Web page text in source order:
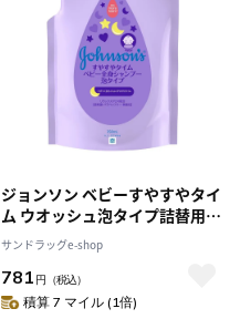
ジョンソン ベビーすやすやタイ
ム ウオッシュ泡タイプ詰替用
350ml
サンドラッグe-shop
781 円 （税込）
積算 7 マイル (1倍)